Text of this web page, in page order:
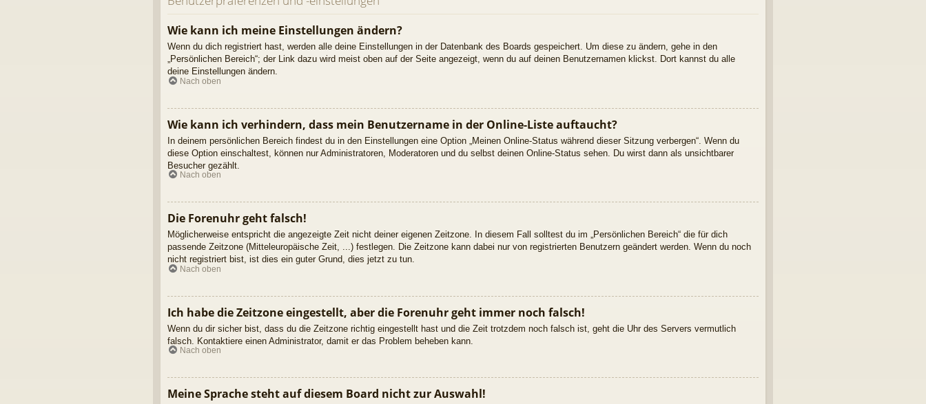
Wie kann ich meine Einstellungen ändern?
Wenn du dich registriert hast, werden alle deine Einstellungen in der Datenbank des Boards gespeichert. Um diese zu ändern, gehe in den
„Persönlichen Bereich“; der Link dazu wird meist oben auf der Seite angezeigt, wenn du auf deinen Benutzernamen klickst. Dort kannst du alle
deine Einstellungen ändern.
Nach oben
Wie kann ich verhindern, dass mein Benutzername in der Online-Liste auftaucht?
In deinem persönlichen Bereich findest du in den Einstellungen eine Option „Meinen Online-Status während dieser Sitzung verbergen“. Wenn du
diese Option einschaltest, können nur Administratoren, Moderatoren und du selbst deinen Online-Status sehen. Du wirst dann als unsichtbarer
Besucher gezählt.
Nach oben
Die Forenuhr geht falsch!
Möglicherweise entspricht die angezeigte Zeit nicht deiner eigenen Zeitzone. In diesem Fall solltest du im „Persönlichen Bereich“ die für dich
passende Zeitzone (Mitteleuropäische Zeit, ...) festlegen. Die Zeitzone kann dabei nur von registrierten Benutzern geändert werden. Wenn du noch
nicht registriert bist, ist dies ein guter Grund, dies jetzt zu tun.
Nach oben
Ich habe die Zeitzone eingestellt, aber die Forenuhr geht immer noch falsch!
Wenn du dir sicher bist, dass du die Zeitzone richtig eingestellt hast und die Zeit trotzdem noch falsch ist, geht die Uhr des Servers vermutlich
falsch. Kontaktiere einen Administrator, damit er das Problem beheben kann.
Nach oben
Meine Sprache steht auf diesem Board nicht zur Auswahl!